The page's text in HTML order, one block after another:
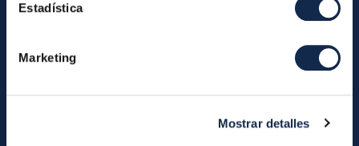
Estadística
Marketing
Mostrar detalles
Iberpay
Annual Reports
Instant Credit Transfers